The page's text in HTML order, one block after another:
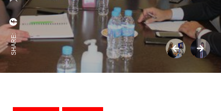
SHARE: